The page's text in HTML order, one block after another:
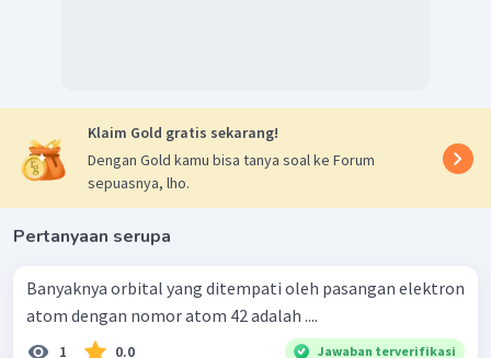
Klaim Gold gratis sekarang!
Dengan Gold kamu bisa tanya soal ke Forum
sepuasnya, lho.
Pertanyaan serupa
Banyaknya orbital yang ditempati oleh pasangan elektron
atom dengan nomor atom 42 adalah ....
1 0.0 Jawaban terverifikasi